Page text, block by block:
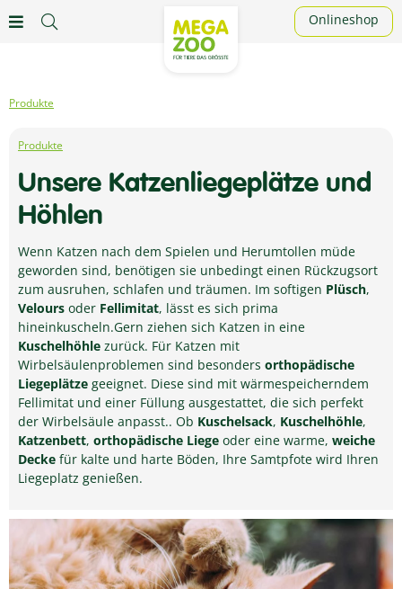
Onlineshop
Produkte
Produkte
Unsere Katzenliegeplätze und
Höhlen
Wenn Katzen nach dem Spielen und Herumtollen müde
geworden sind, benötigen sie unbedingt einen Rückzugsort
zum ausruhen, schlafen und träumen. Im softigen Plüsch,
Velours oder Fellimitat, lässt es sich prima
hineinkuscheln.Gern ziehen sich Katzen in eine
Kuschelhöhle zurück. Für Katzen mit
Wirbelsäulenproblemen sind besonders orthopädische
Liegeplätze geeignet. Diese sind mit wärmespeicherndem
Fellimitat und einer Füllung ausgestattet, die sich perfekt
der Wirbelsäule anpasst.. Ob Kuschelsack, Kuschelhöhle,
Katzenbett, orthopädische Liege oder eine warme, weiche
Decke für kalte und harte Böden, Ihre Samtpfote wird Ihren
Liegeplatz genießen.